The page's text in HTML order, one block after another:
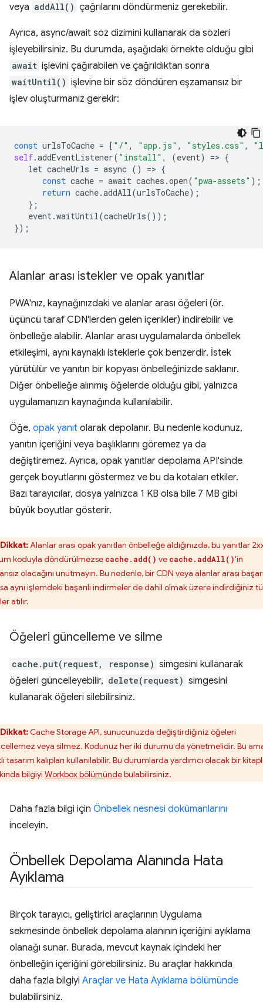
veya addAll() çağrılarını döndürmeniz gerekebilir.
Ayrıca, async/await söz dizimini kullanarak da sözleri
işleyebilirsiniz. Bu durumda, aşağıdaki örnekte olduğu gibi
await işlevini çağırabilen ve çağrıldıktan sonra
waitUntil() işlevine bir söz döndüren eşzamansız bir
işlev oluşturmanız gerekir:
const urlsToCache = [ "/" , "app.js" , "styles.css" ,
self.addEventListener( "install" , (event) => {
let cacheUrls = async () => {
const cache = await caches .open( "pwa-assets" );
return cache.addAll(urlsToCache);
};
event.waitUntil(cacheUrls());
});
Alanlar arası istekler ve opak yanıtlar
PWA'nız, kaynağınızdaki ve alanlar arası öğeleri (ör.
üçüncü taraf CDN'lerden gelen içerikler) indirebilir ve
önbelleğe alabilir. Alanlar arası uygulamalarda önbellek
etkileşimi, aynı kaynaklı isteklerle çok benzerdir. İstek
yürütülür ve yanıtın bir kopyası önbelleğinizde saklanır.
Diğer önbelleğe alınmış öğelerde olduğu gibi, yalnızca
uygulamanızın kaynağında kullanılabilir.
Öğe, opak yanıt olarak depolanır. Bu nedenle kodunuz,
yanıtın içeriğini veya başlıklarını göremez ya da
değiştiremez. Ayrıca, opak yanıtlar depolama API'sinde
gerçek boyutlarını göstermez ve bu da kotaları etkiler.
Bazı tarayıcılar, dosya yalnızca 1 KB olsa bile 7 MB gibi
büyük boyutlar gösterir.
Dikkat:Alanlar arası opak yanıtları önbelleğe aldığınızda, bu yanıtlar
koduyla döndürülmezse cache.add() ve cache.addAll()'in
olacağını unutmayın. Bu nedenle, bir CDN veya alanlar arası
aynı işlemdeki başarılı indirmeler de dahil olmak üzere indirdiğiniz
atılır.
Öğeleri güncelleme ve silme
cache.put(request, response) simgesini kullanarak
öğeleri güncelleyebilir, delete(request) simgesini
kullanarak öğeleri silebilirsiniz.
Dikkat:Cache Storage API, sunucunuzda değiştirdiğiniz öğeleri
veya silmez. Kodunuz her iki durumu da yönetmelidir. Bu
tasarım kalıpları kullanılabilir. Bu durumlarda yardımcı olacak bir
bilgiyi Workbox bölümündebulabilirsiniz.
Daha fazla bilgi için Önbellek nesnesi dokümanlarını
inceleyin.
Önbellek Depolama Alanında Hata
Ayıklama
Birçok tarayıcı, geliştirici araçlarının Uygulama
sekmesinde önbellek depolama alanının içeriğini ayıklama
olanağı sunar. Burada, mevcut kaynak içindeki her
önbelleğin içeriğini görebilirsiniz. Bu araçlar hakkında
daha fazla bilgiyi Araçlar ve Hata Ayıklama bölümünde
bulabilirsiniz.